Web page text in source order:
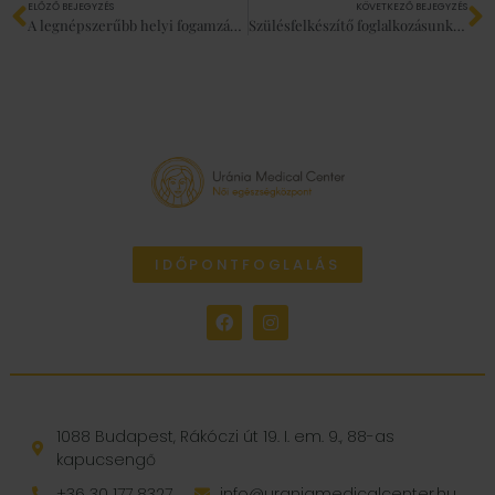
ELŐZŐ BEJEGYZÉS KÖVETKEZŐ BEJEGYZÉS
IDŐPONTFOGLALÁS
1088 Budapest, Rákóczi út 19. I. em. 9., 88-as
kapucsengő